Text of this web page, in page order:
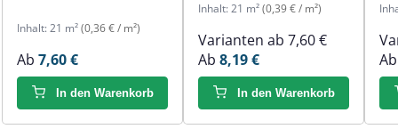
Inhalt: 21 m²(0,36 € / m²)
Ab 7,60 €
In den Warenkorb
Inhalt: 21 m²(0,39 € / m²)
Varianten ab 7,60 €
Ab 8,19 €
In den Warenkorb